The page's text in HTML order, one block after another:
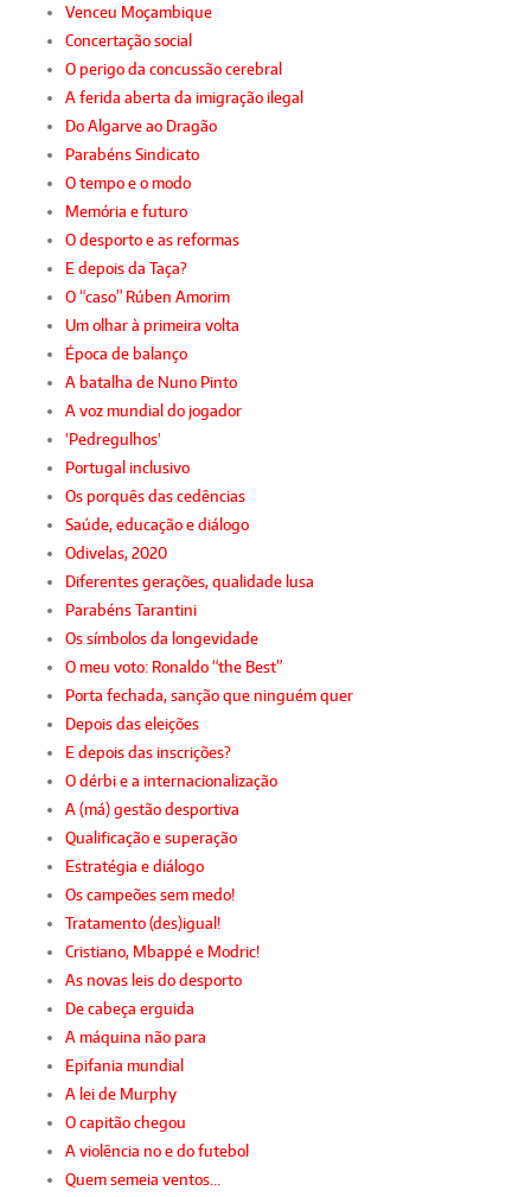
Venceu Moçambique
Concertação social
O perigo da concussão cerebral
A ferida aberta da imigração ilegal
Do Algarve ao Dragão
Parabéns Sindicato
O tempo e o modo
Memória e futuro
O desporto e as reformas
E depois da Taça?
O “caso” Rúben Amorim
Um olhar à primeira volta
Época de balanço
A batalha de Nuno Pinto
A voz mundial do jogador
'Pedregulhos'
Portugal inclusivo
Os porquês das cedências
Saúde, educação e diálogo
Odivelas, 2020
Diferentes gerações, qualidade lusa
Parabéns Tarantini
Os símbolos da longevidade
O meu voto: Ronaldo “the Best”
Porta fechada, sanção que ninguém quer
Depois das eleições
E depois das inscrições?
O dérbi e a internacionalização
A (má) gestão desportiva
Qualificação e superação
Estratégia e diálogo
Os campeões sem medo!
Tratamento (des)igual!
Cristiano, Mbappé e Modric!
As novas leis do desporto
De cabeça erguida
A máquina não para
Epifania mundial
A lei de Murphy
O capitão chegou
A violência no e do futebol
Quem semeia ventos…